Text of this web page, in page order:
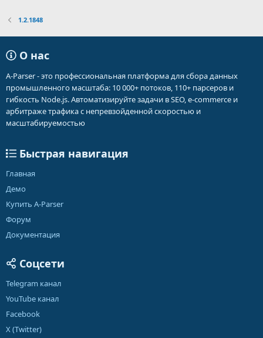
1.2.1848
О нас
A-Parser - это профессиональная платформа для сбора данных
промышленного масштаба: 10 000+ потоков, 110+ парсеров и
гибкость Node.js. Автоматизируйте задачи в SEO, e-commerce и
арбитраже трафика с непревзойденной скоростью и
масштабируемостью
Быстрая навигация
Главная
Демо
Купить A-Parser
Форум
Документация
Соцсети
Telegram канал
YouTube канал
Facebook
X (Twitter)